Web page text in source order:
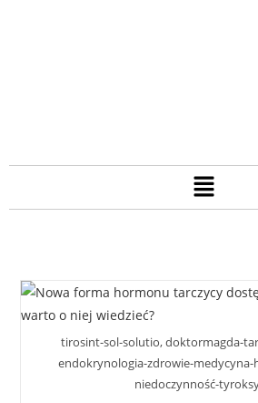
tirosint-sol-solutio, doktormagda-
endokrynologia-zdrowie-
niedoczynność-